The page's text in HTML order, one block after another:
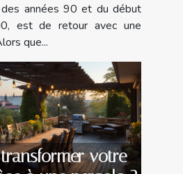
des années 90 et du début
est de retour avec une
que...
votre